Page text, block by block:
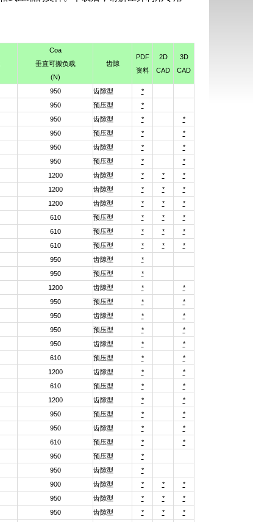
Coa
垂直可搬负载
(N)
齿隙
PDF
资料
2D
CAD
3D
CAD
950 齿隙型
*
950 预压型
*
950 齿隙型 *
*
950 预压型 *
*
950 齿隙型 *
*
950 预压型 *
*
1200 齿隙型 * *
*
1200 齿隙型 * *
*
1200 齿隙型 * *
*
610 预压型 * *
*
610 预压型 * *
*
610 预压型 * *
*
950 齿隙型
*
950 预压型
*
1200 齿隙型 *
*
950 预压型 *
*
950 齿隙型 *
*
950 预压型 *
*
950 齿隙型 *
*
610 预压型 *
*
1200 齿隙型 *
*
610 预压型 *
*
1200 齿隙型 *
*
950 预压型 *
*
950 齿隙型 *
*
610 预压型 *
*
950 预压型
*
950 齿隙型
*
900 齿隙型 * *
*
950 齿隙型 * *
*
950 齿隙型 * *
*